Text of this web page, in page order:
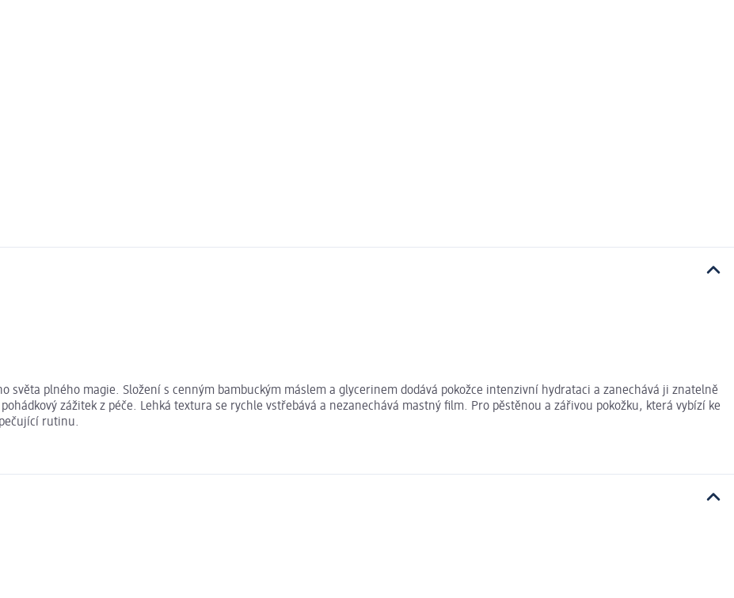
světa plného magie. Složení s cenným bambuckým máslem a glycerinem dodává pokožce intenzivní hydrataci a zanechává ji znatelně
zážitek z péče. Lehká textura se rychle vstřebává a nezanechává mastný film. Pro pěstěnou a zářivou pokožku, která vybízí ke
rutinu.